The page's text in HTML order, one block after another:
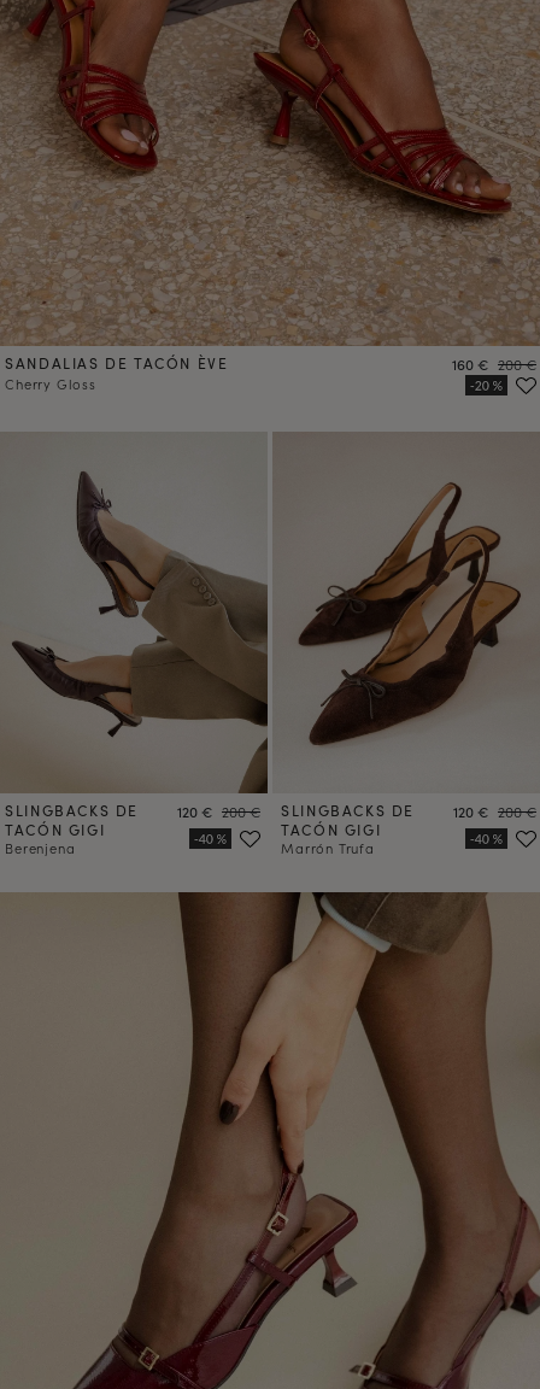
SANDALIAS DE TACÓN ÈVE
Cherry Gloss
Precio
160 € Precio
200 €
SLINGBACKS DE
TACÓN GIGI
Berenjena
Precio
120 € Precio
200 €
SLINGBACKS DE
TACÓN GIGI
Marrón Trufa
Precio
120 € Precio
200 €